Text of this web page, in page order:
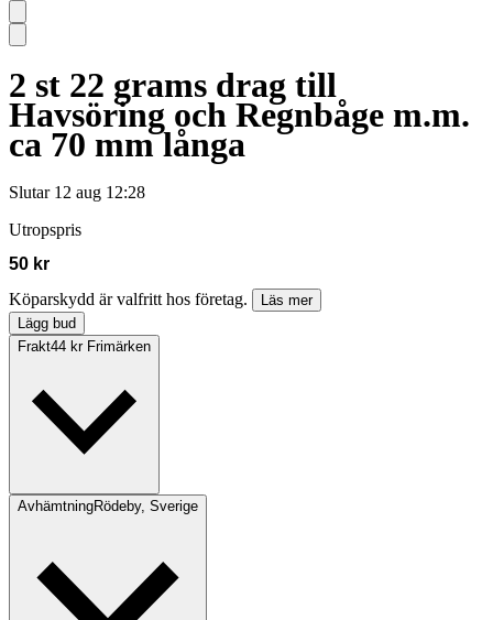
2 st 22 grams drag till
Havsöring och Regnbåge m.m.
ca 70 mm långa
Slutar 12 aug 12:28
Utropspris
50 kr
Köparskydd är valfritt hos företag.
Läs mer
Lägg bud
Frakt44 kr Frimärken
AvhämtningRödeby, Sverige